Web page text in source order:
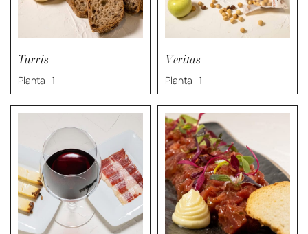
Turris
Planta -1
Veritas
Planta -1